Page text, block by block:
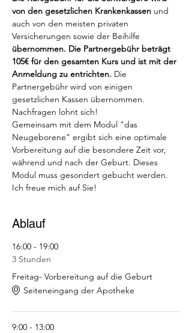
von den gesetzlichen Krankenkassen und
auch von den meisten privaten
Versicherungen sowie der Beihilfe
übernommen. Die Partnergebühr beträgt
105€ für den gesamten Kurs und ist mit der
Anmeldung zu entrichten. Die
Partnergebühr wird von einigen
gesetzlichen Kassen übernommen.
Nachfragen lohnt sich!
Gemeinsam mit dem Modul "das
Neugeborene" ergibt sich eine optimale
Vorbereitung auf die besondere Zeit vor,
während und nach der Geburt. Dieses
Modul muss gesondert gebucht werden.
Ich freue mich auf Sie!
Ablauf
16:00 - 19:00
3 Stunden
Freitag- Vorbereitung auf die Geburt
Seiteneingang der Apotheke
9:00 - 13:00